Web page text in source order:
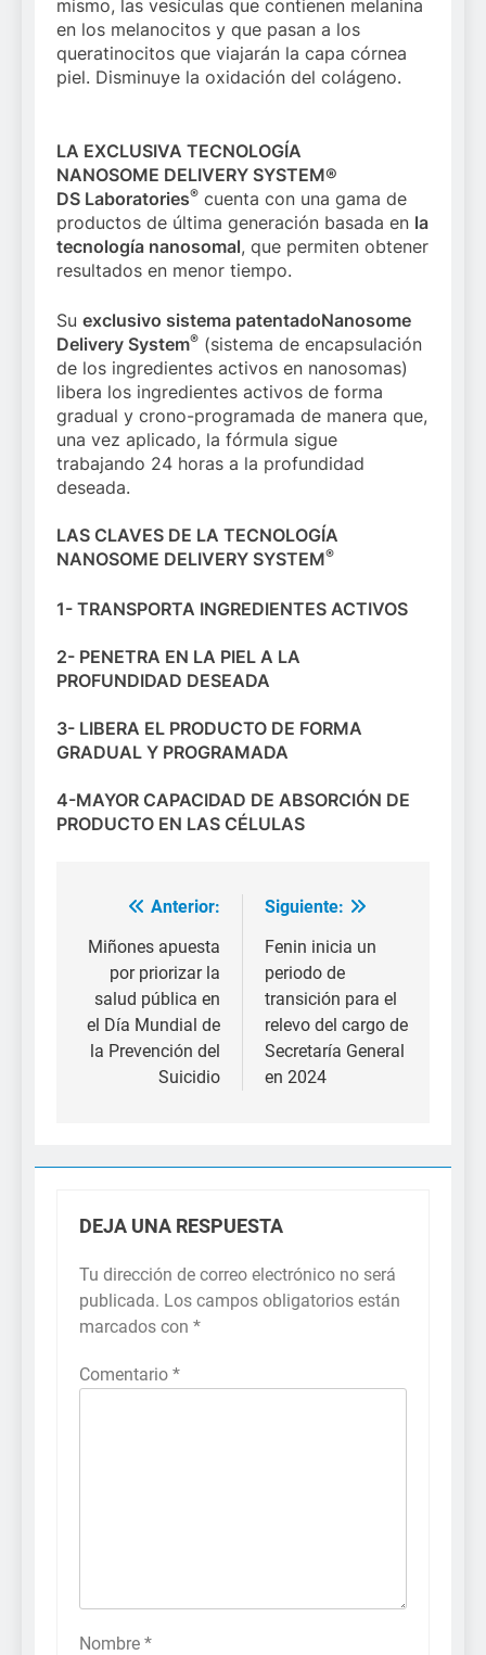
mismo, las vesículas que contienen melanina
en los melanocitos y que pasan a los
queratinocitos que viajarán la capa córnea
piel. Disminuye la oxidación del colágeno.
LA EXCLUSIVA TECNOLOGÍA
NANOSOME DELIVERY SYSTEM®
DS Laboratories® cuenta con una gama de
productos de última generación basada en la
tecnología nanosomal, que permiten obtener
resultados en menor tiempo.
Su exclusivo sistema patentadoNanosome
Delivery System® (sistema de encapsulación
de los ingredientes activos en nanosomas)
libera los ingredientes activos de forma
gradual y crono-programada de manera que,
una vez aplicado, la fórmula sigue
trabajando 24 horas a la profundidad
deseada.
LAS CLAVES DE LA TECNOLOGÍA
NANOSOME DELIVERY SYSTEM®
1- TRANSPORTA INGREDIENTES ACTIVOS
2- PENETRA EN LA PIEL A LA
PROFUNDIDAD DESEADA
3- LIBERA EL PRODUCTO DE FORMA
GRADUAL Y PROGRAMADA
4-MAYOR CAPACIDAD DE ABSORCIÓN DE
PRODUCTO EN LAS CÉLULAS
Navegación
de
entradas
Anterior:
Miñones apuesta
por priorizar la
salud pública en
el Día Mundial de
la Prevención del
Suicidio
Siguiente:
Fenin inicia un
periodo de
transición para el
relevo del cargo de
Secretaría General
en 2024
DEJA UNA RESPUESTA
Tu dirección de correo electrónico no será
publicada. Los campos obligatorios están
marcados con *
Comentario *
Nombre *